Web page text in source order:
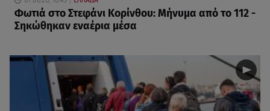
Φωτιά στο Στεφάνι Κορίνθου: Μήνυμα από το 112 -
Σηκώθηκαν εναέρια μέσα